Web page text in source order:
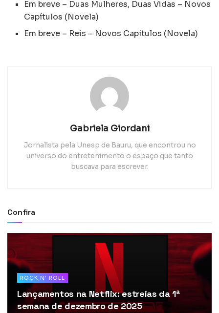
Em breve – Duas Mulheres, Duas Vidas – Novos
Capítulos (Novela)
Em breve – Reis – Novos Capítulos (Novela)
Gabriela Giordani
Jornalista pela Unesp de Bauru, que encontrou no
universo do entretenimento o espaço que tanto
buscava para escrever.
Confira
ROCK N' ROLL
Lançamentos na Netflix: estreias da 1ª
semana de dezembro de 2025